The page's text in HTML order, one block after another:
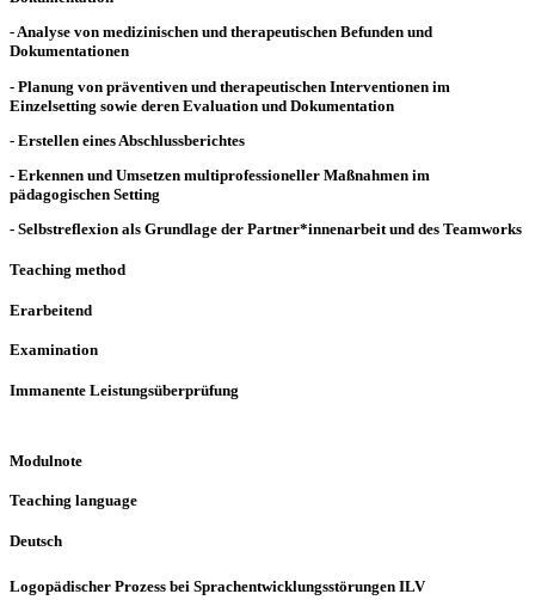
- Analyse von medizinischen und therapeutischen Befunden und
Dokumentationen
- Planung von präventiven und therapeutischen Interventionen im
Einzelsetting sowie deren Evaluation und Dokumentation
- Erstellen eines Abschlussberichtes
- Erkennen und Umsetzen multiprofessioneller Maßnahmen im
pädagogischen Setting
- Selbstreflexion als Grundlage der Partner*innenarbeit und des Teamworks
Teaching method
Erarbeitend
Examination
Immanente Leistungsüberprüfung
Modulnote
Teaching language
Deutsch
Logopädischer Prozess bei Sprachentwicklungsstörungen ILV